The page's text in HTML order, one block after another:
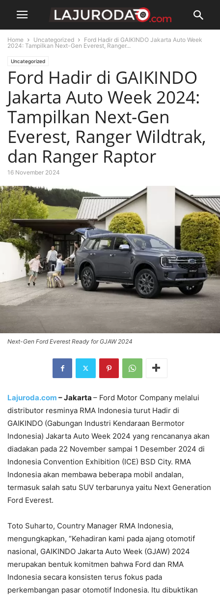
Home Uncategorized
Ford Hadir di GAIKINDO Jakarta Auto Week
2024: Tampilkan Next-Gen Everest, Ranger...
Uncategorized
Ford Hadir di GAIKINDO
Jakarta Auto Week 2024:
Tampilkan Next-Gen
Everest, Ranger Wildtrak,
dan Ranger Raptor
16 November 2024
Next-Gen Ford Everest Ready for GJAW 2024
Lajuroda.com – Jakarta – Ford Motor Company melalui
distributor resminya RMA Indonesia turut Hadir di
GAIKINDO (Gabungan Industri Kendaraan Bermotor
Indonesia) Jakarta Auto Week 2024 yang rencananya akan
diadakan pada 22 November sampai 1 Desember 2024 di
Indonesia Convention Exhibition (ICE) BSD City. RMA
Indonesia akan membawa beberapa mobil andalan,
termasuk salah satu SUV terbarunya yaitu Next Generation
Ford Everest.
Toto Suharto, Country Manager RMA Indonesia,
mengungkapkan, “Kehadiran kami pada ajang otomotif
nasional, GAIKINDO Jakarta Auto Week (GJAW) 2024
merupakan bentuk komitmen bahwa Ford dan RMA
Indonesia secara konsisten terus fokus pada
perkembangan pasar otomotif Indonesia. Itu dibuktikan